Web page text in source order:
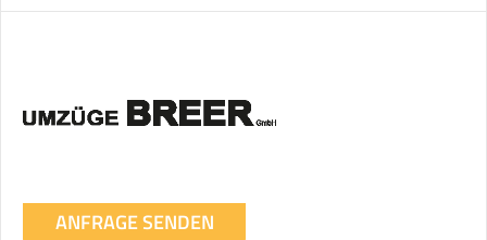
ANFRAGE SENDEN